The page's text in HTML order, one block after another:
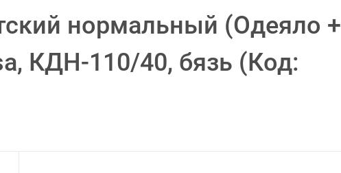
нормальный (Одеяло +
КДН-110/40, бязь (Код: